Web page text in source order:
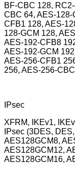
BF-CBC 128,
CBC 64, AES-
CFB1 128, AES-
128-GCM 128,
AES-192-CFB8
AES-192-GCM
AES-256-CFB1
256, AES-256-
IPsec
XFRM, IKEv1,
IPsec (3DES,
AES128GCM8,
AES128GCM12,
AES128GCM16,